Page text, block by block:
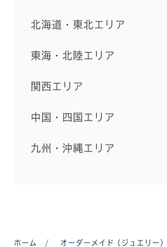
北海道・東北エリア
東海・北陸エリア
関西エリア
中国・四国エリア
九州・沖縄エリア
ホーム / オーダーメイド（ジュエリー）